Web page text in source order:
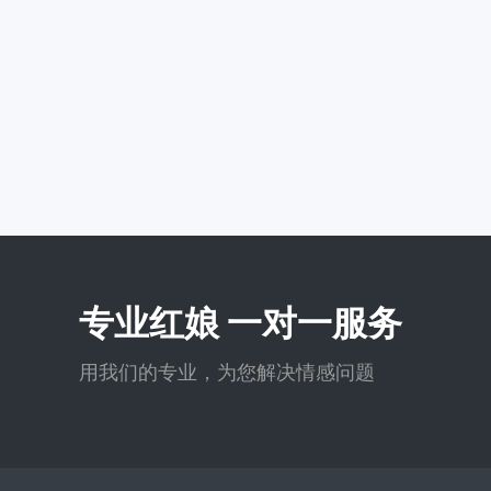
专业红娘 一对一服务
用我们的专业，为您解决情感问题